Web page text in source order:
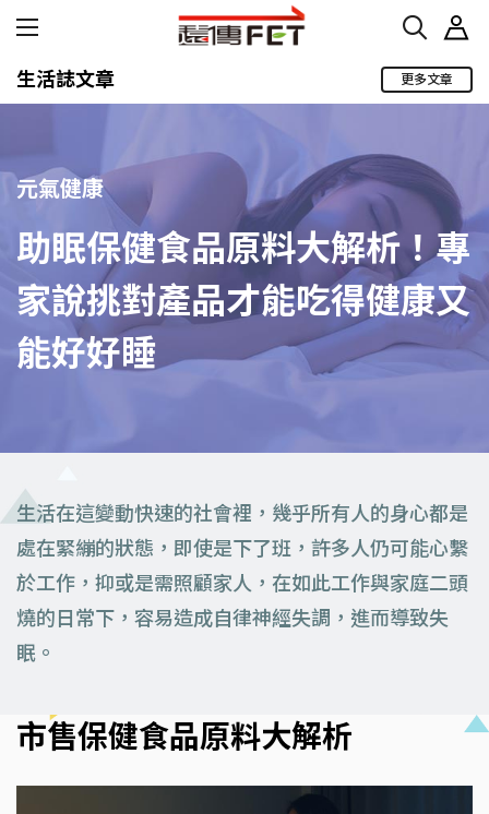
生活誌文章 更多文章
元氣健康
助眠保健食品原料大解析！專
家說挑對產品才能吃得健康又
能好好睡
生活在這變動快速的社會裡，幾乎所有人的身心都是
處在緊繃的狀態，即使是下了班，許多人仍可能心繫
於工作，抑或是需照顧家人，在如此工作與家庭二頭
燒的日常下，容易造成自律神經失調，進而導致失
眠。
市售保健食品原料大解析